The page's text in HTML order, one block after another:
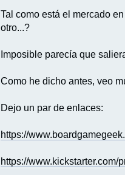
Tal como está el mercado
otro...?
Imposible parecía que
Como he dicho antes, veo
Dejo un par de enlaces:
https://
https://